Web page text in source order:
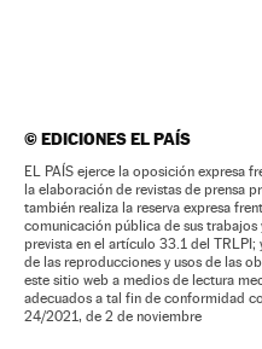
©EDICIONES EL PAÍS
EL PAÍS ejerce la oposición expresa
la elaboración de revistas de prensa
también realiza la reserva expresa
comunicación pública de sus
prevista en el artículo 33.1 del TRLPI;
de las reproducciones y usos de las
este sitio web a medios de lectura
adecuados a tal fin de conformidad
24/2021, de 2 de noviembre